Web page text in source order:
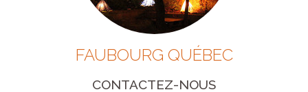
FAUBOURG QUÉBEC
CONTACTEZ-NOUS